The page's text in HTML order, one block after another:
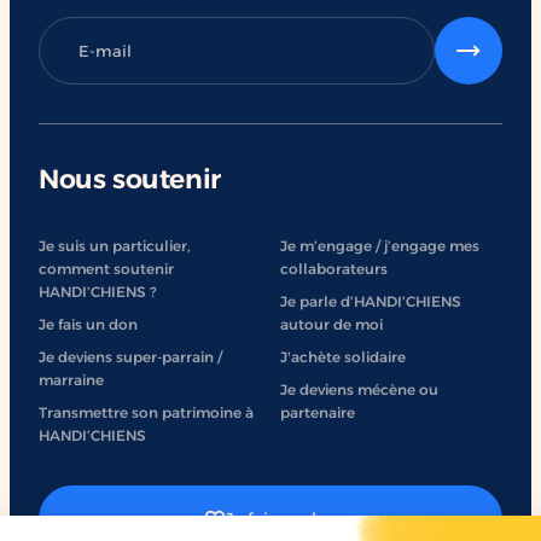
Nous soutenir
Je suis un particulier,
comment soutenir
HANDI’CHIENS ?
Je fais un don
Je deviens super-parrain /
marraine
Transmettre son patrimoine à
HANDI’CHIENS
Je m’engage / j’engage mes
collaborateurs
Je parle d’HANDI’CHIENS
autour de moi
J'achète solidaire
Je deviens mécène ou
partenaire
Je fais un don